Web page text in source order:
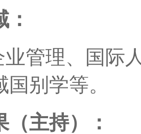
业管理、国际
别学等。
（主持）
：